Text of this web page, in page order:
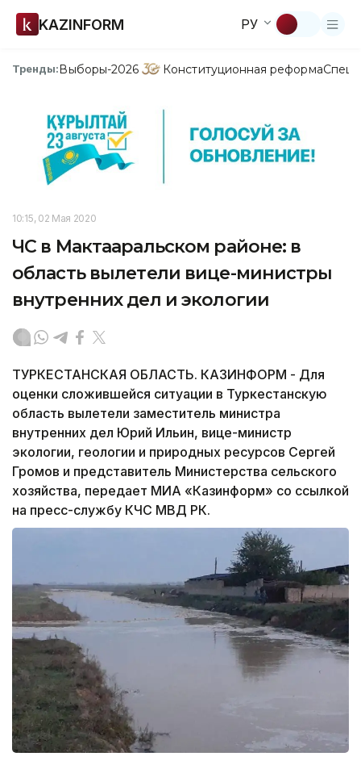
KAZINFORM РУ
Тренды:Выборы-2026 Конституционная реформа
10:15, 02 Мая 2020
ЧС в Мактааральском районе: в
область вылетели вице-министры
внутренних дел и экологии
ТУРКЕСТАНСКАЯ ОБЛАСТЬ. КАЗИНФОРМ - Для
оценки сложившейся ситуации в Туркестанскую
область вылетели заместитель министра
внутренних дел Юрий Ильин, вице-министр
экологии, геологии и природных ресурсов Сергей
Громов и представитель Министерства сельского
хозяйства, передает МИА «Казинформ» со ссылкой
на пресс-службу КЧС МВД РК.